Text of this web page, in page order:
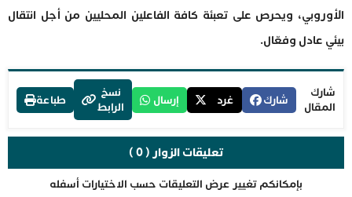
الأوروبي، ويحرص على تعبئة كافة الفاعلين المحليين من أجل انتقال
بيئي عادل وفعّال.
شارك
المقال
شارك غرد إرسال
نسخ
الرابط
طباعة
تعليقات الزوار ( 0 )
بإمكانكم تغيير عرض التعليقات حسب الاختيارات أسفله